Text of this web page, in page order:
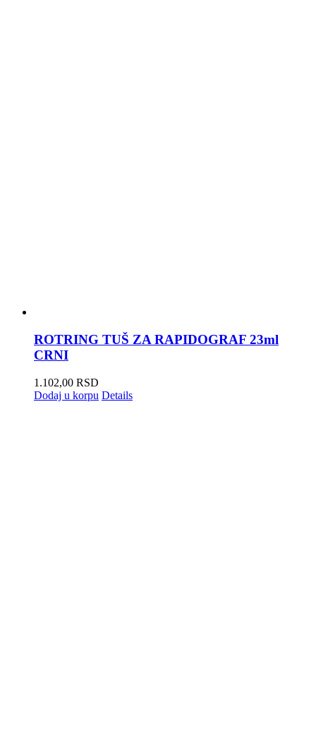
ROTRING TUŠ ZA RAPIDOGRAF 23ml
CRNI
1.102,00 RSD
Dodaj u korpu Details